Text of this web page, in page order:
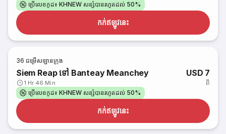
ប្រើលេខកូដ៖ KHNEW សន្សំបានរហូតដល់ 50%
កក់​ឥឡូវនេះ
36 ជម្រើសឡានក្រុង
Siem Reap ទៅ Banteay Meanchey
1 Hr 46 Min
USD 7
ពី
ប្រើលេខកូដ៖ KHNEW សន្សំបានរហូតដល់ 50%
កក់​ឥឡូវនេះ